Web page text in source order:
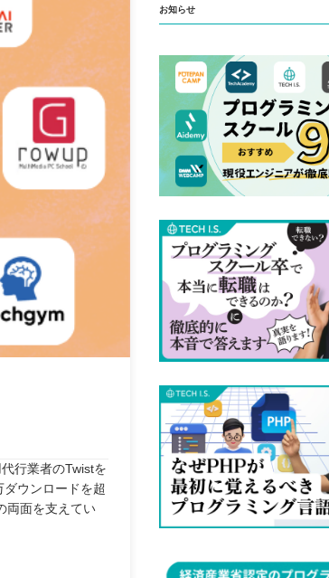
行業者のTwistを
ウンロードを超
両面を支えてい
お知らせ